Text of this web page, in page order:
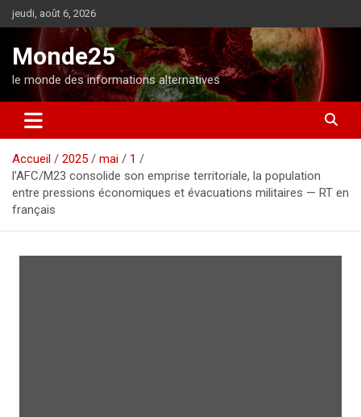
l
o
u
jeudi, août 6, 2026
Monde25
le monde des informations alternatives
Accueil 2025 mai
1
l’AFC/M23 consolide son emprise territoriale, la population
entre pressions économiques et évacuations militaires — RT en
français